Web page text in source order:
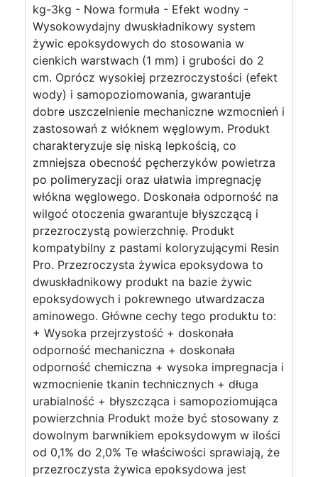
kg-3kg - Nowa formuła - Efekt wodny -
Wysokowydajny dwuskładnikowy system
żywic epoksydowych do stosowania w
cienkich warstwach (1 mm) i grubości do 2
cm. Oprócz wysokiej przezroczystości (efekt
wody) i samopoziomowania, gwarantuje
dobre uszczelnienie mechaniczne wzmocnień i
zastosowań z włóknem węglowym. Produkt
charakteryzuje się niską lepkością, co
zmniejsza obecność pęcherzyków powietrza
po polimeryzacji oraz ułatwia impregnację
włókna węglowego. Doskonała odporność na
wilgoć otoczenia gwarantuje błyszczącą i
przezroczystą powierzchnię. Produkt
kompatybilny z pastami koloryzującymi Resin
Pro. Przezroczysta żywica epoksydowa to
dwuskładnikowy produkt na bazie żywic
epoksydowych i pokrewnego utwardzacza
aminowego. Główne cechy tego produktu to:
+ Wysoka przejrzystość + doskonała
odporność mechaniczna + doskonała
odporność chemiczna + wysoka impregnacja i
wzmocnienie tkanin technicznych + długa
urabialność + błyszcząca i samopoziomująca
powierzchnia Produkt może być stosowany z
dowolnym barwnikiem epoksydowym w ilości
od 0,1% do 2,0% Te właściwości sprawiają, że
przezroczysta żywica epoksydowa jest